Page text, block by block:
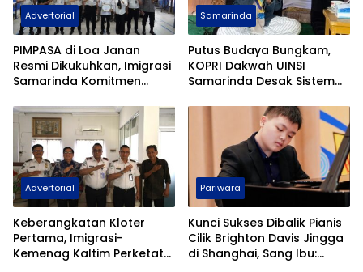
Advertorial
PIMPASA di Loa Janan
Resmi Dikukuhkan, Imigrasi
Samarinda Komitmen
Keberangkatan Ilegal
Samarinda
Putus Budaya Bungkam,
KOPRI Dakwah UINSI
Samarinda Desak Sistem
Diperkuat
Advertorial
Keberangkatan Kloter
Pertama, Imigrasi-
Kemenag Kaltim Perketat
Pariwara
Kunci Sukses Dibalik Pianis
Cilik Brighton Davis Jingga
di Shanghai, Sang Ibu: